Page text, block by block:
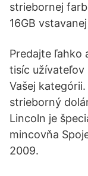
striebornej
16GB
Predajte ľahko
tisíc užívateľov
Vašej
strieborný
Lincoln je
mincovňa
2009.